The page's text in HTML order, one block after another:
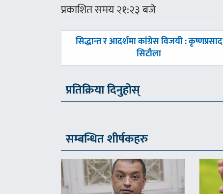
प्रकाशित समय २१:२३ बजे
पछिल्लाे
सिद्धान्त र आदर्शमा कांग्रेस विजयी : कृष्णप्रसाद
सिटौला
प्रतिक्रिया दिनुहोस्
सम्बन्धित शीर्षकहरु